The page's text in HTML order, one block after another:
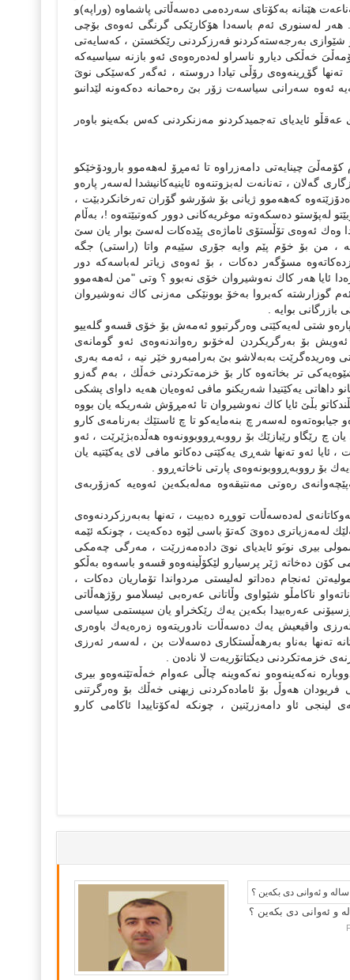
هێنانە بەكۆتاى سەردەمى دەسەڵاتى پاشماوە (وراپە)و
. هەر لەسنورى ئەم باسەدا هۆكارێكى گرنگى ئەوەى بۆچی
شێوازى بەرجەستەكردنو فەرزكردنى رێكخستن ، كەسایەتى
خەڵكى دیارو ناسراو لەدەرەوەى ئەو بازنە سیاسیەكە
تەنها گۆڕینەوەى رۆڵى تیادا دروستە ، ئەگەر كەسێكى نوىَ
ئەوە سەرانى سیاسەت زۆر بێ رەحمانە دەكەونە لێدانىو
ئایدیاى تەجمیدكردنو مەزنكردنى كەس بكەینو باوەر
چینایەتى دامەزراوە تا ئەمڕۆ لەهەموو بارودۆخێكو
گەلان ، تەنانەت لەبزوتنەوە ئاینیەكانیشدا لەسەر پارەو
كەهەموو ژیانى بۆ شۆرشو گۆران تەرخانكردبێت ،
لەپۆستو دەسكەوتە موغریەكانى دوور كەوتبێتەوە !، بەڵام
وەك ئەوەى تۆڵستۆى ئاماژەى پێدەكات لەسێ بوار یان سێ
، من بۆ خۆم پێم وایە جۆرى سێیەم واتا (راستى) جگە
مسۆگەر دەكات ، بۆ ئەوەى زیاتر لەباسەكە دور
ئایا هەر كاك نەوشیروان خۆى نەبوو ؟ وتى "من لەهەموو
گوزارشتە كەبروا بەخۆ بوونێكى مەزنى كاك نەوشیروان
بوایە .
شتى لەیەكێتى وەرگرتبوو ئەمەش بۆ خۆى قسەو گلەییو
بۆ بەرگریكردن لەخۆىو رەواندنەوەى ئەو گومانەى
وەریدەگرێت بەبەلاشو بێ بەرامبەرو خێر نیە ، ئەمە بەرى
تر بخاتەوە كار بۆ خزمەتكردنى خەڵك ، بەم گەزو
داهاتى یەكێتیدا شەریكنو مافی ئەوەیان هەیە داواى پشكى
بڵێ ئایا كاك نەوشیروان تا ئەمڕۆش شەریكە یان بووە
لەسەر چ بنەمایەكو تا چ ئاستێك بەرنامەى كارو
چ رێگاو رێبازێك بۆ رووبەڕووبوونەوە هەڵدەبژێرێت ، ئەو
ئەو تەنها شەڕى یەكێتى دەكاتو مافی لاى یەكێتیە یان
بۆ رووبەڕووبونەوەى پارتى ناخاتەڕوو .
رەوتى مەنتیقەوە مەلەبكەین ئەوەیە كەزۆربەى
لەدەسەڵات تووڕە دەبیت ، تەنها بەبەرزكردنەوەى
لەمەزیاترى دەوىَ كەتۆ باسی لێوە دەكەیت ، چونكە ئێمە
بیرى نوىَو ئایدیاى نوىَ دادەمەزرێت ، مەرگى چەمكى
كۆن دەخاتە ژێر پرسیارو لێكۆڵینەوەو قسەو باسەوە بەڵكو
ئەنجام دەداتو لەلیستى مردواندا تۆماریان دەكات ،
ناكامڵو شێواوى وڵاتانى عەرەبی ئیسلامىو رۆژهەڵاتى
عەرەبیدا بكەین یەك رێكخراو یان سیستمى سیاسی
واقیعیش یەك دەسەڵات نادوریتەوە زەرەیەك باوەرى
تەنها بەناو بەرهەڵستكارى دەسەلات بن ، لەسەر ئەرزى
خزمەتكردنى دیكتاتۆریەت لا نادەن .
نەكەینەوەو نەكەوینە چاڵى عەوام خەڵەتێنەوەو بیرى
هەوڵ بۆ ئامادەكردنى زیهنى خەڵك بۆ وەرگرتنى
ئاو دامەزرێنین ، چونكە لەكۆتاییدا ئاكامى كارو
و ئەوانی دی بكەین ؟